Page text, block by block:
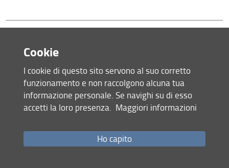
[Page 229]
XIV.
Se ti ricorda già sendo in Guascogna,
Quando e’ vi venne la gente di Spagna,
Se non mostrava la sua forza magna.
Il ver convien pur dir, quando e’bisogna:
Cookie
I cookie di questo sito servono al suo corretto
funzionamento e non raccolgono alcuna tua
informazione personale. Se navighi su di esso
accetti la loro presenza. Maggiori informazioni
Ho capito